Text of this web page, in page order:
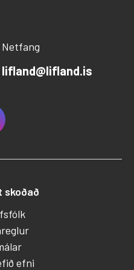
Netfang
lifland@lifland.is
skoðað
efni